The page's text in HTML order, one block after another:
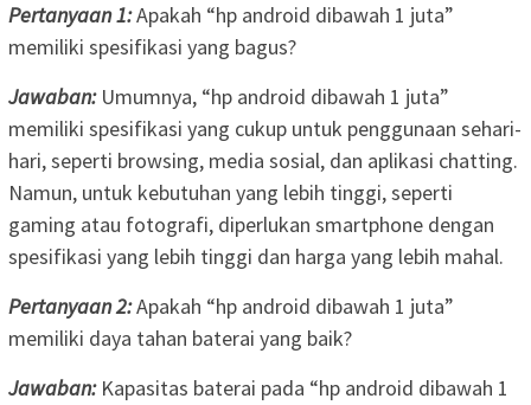
Pertanyaan 1:Apakah “hp android dibawah 1 juta”
memiliki spesifikasi yang bagus?
Jawaban:Umumnya, “hp android dibawah 1 juta”
memiliki spesifikasi yang cukup untuk penggunaan sehari-
hari, seperti browsing, media sosial, dan aplikasi chatting.
Namun, untuk kebutuhan yang lebih tinggi, seperti
gaming atau fotografi, diperlukan smartphone dengan
spesifikasi yang lebih tinggi dan harga yang lebih mahal.
Pertanyaan 2:Apakah “hp android dibawah 1 juta”
memiliki daya tahan baterai yang baik?
Jawaban:Kapasitas baterai pada “hp android dibawah 1